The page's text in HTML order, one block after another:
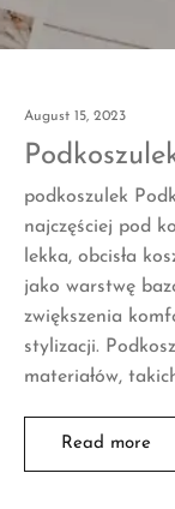
August 15, 2023
podkoszulek
najczęściej pod
lekka, obcisła
jako warstwę
zwiększenia
stylizacji.
materiałów,
Read more